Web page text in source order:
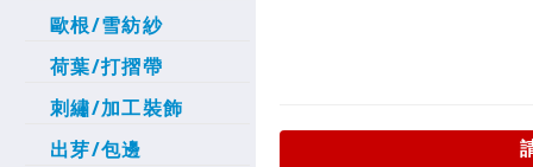
歐根/雪紡紗
荷葉/打摺帶
刺繡/加工裝飾
出芽/包邊